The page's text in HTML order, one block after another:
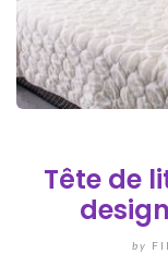
Tête de
by